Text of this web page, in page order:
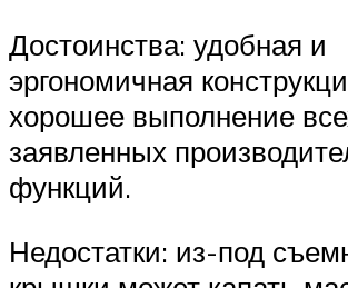
Достоинства: удобная и
эргономичная
хорошее выполнение
заявленных
функций.
Недостатки: из-под